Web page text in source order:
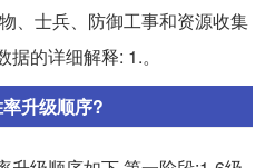
、士兵、防御工事和资源收集
的详细解释: 1.。
升级顺序?